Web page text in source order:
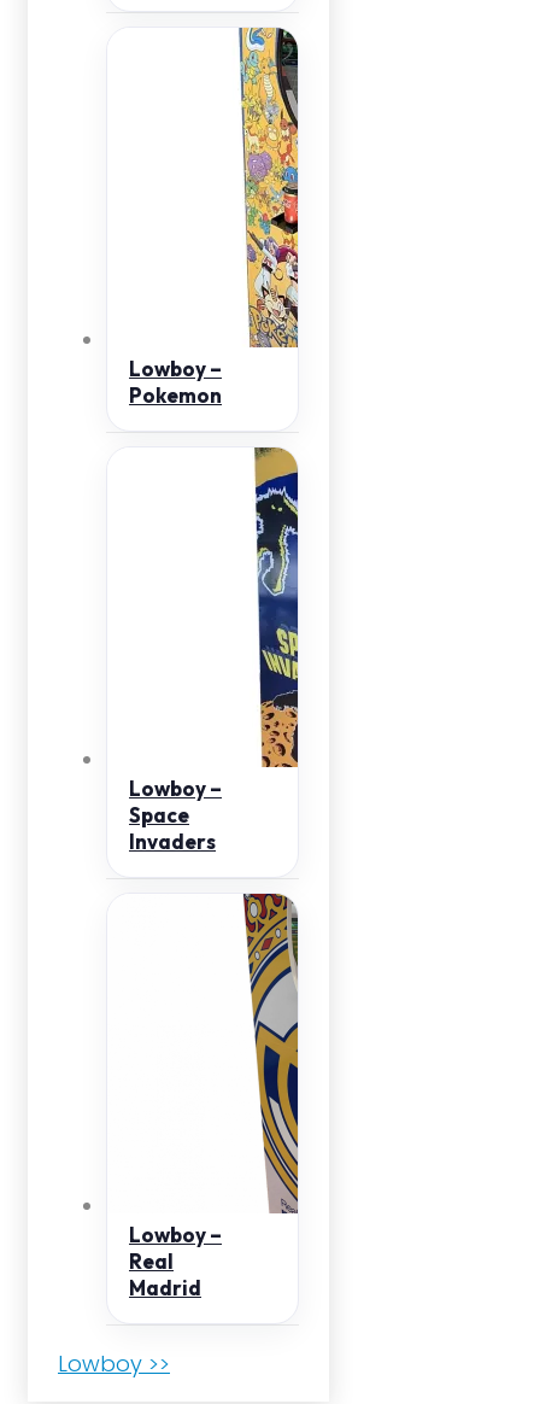
Lowboy –
Pokemon
Lowboy –
Space
Invaders
Lowboy –
Real
Madrid
Lowboy >>